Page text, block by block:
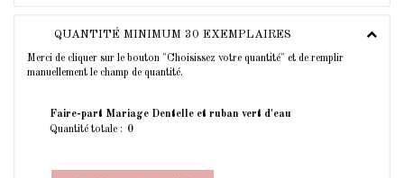
QUANTITÉ MINIMUM 30 EXEMPLAIRES
Merci de cliquer sur le bouton "Choisissez votre quantité" et de remplir
manuellement le champ de quantité.
Faire-part Mariage Dentelle et ruban vert d'eau
Quantité totale :